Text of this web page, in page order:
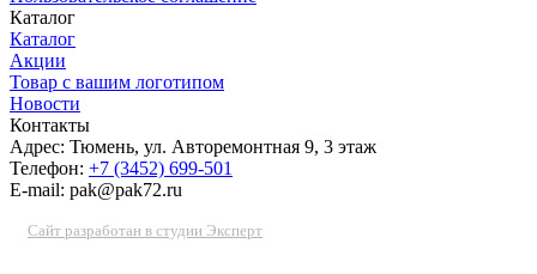
Каталог
Каталог
Акции
Товар с вашим логотипом
Новости
Контакты
Адрес: Тюмень, ул. Авторемонтная 9, 3 этаж
Телефон: +7 (3452) 699-501
E-mail: pak@pak72.ru
Сайт разработан в студии Эксперт